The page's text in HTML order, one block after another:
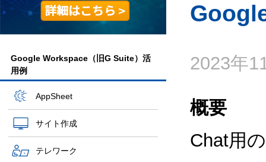
Google Workspace（旧G Suite）活
用例
AppSheet
サイト作成
テレワーク
2023年
概要
Chat用